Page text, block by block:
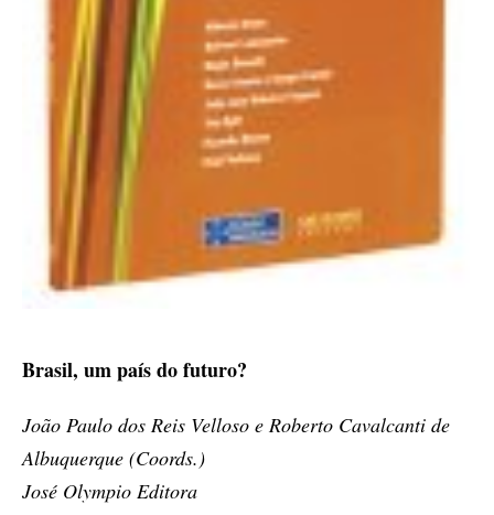
Brasil, um país do futuro?
João Paulo dos Reis Velloso e Roberto Cavalcanti de
Albuquerque (Coords.)
José Olympio Editora